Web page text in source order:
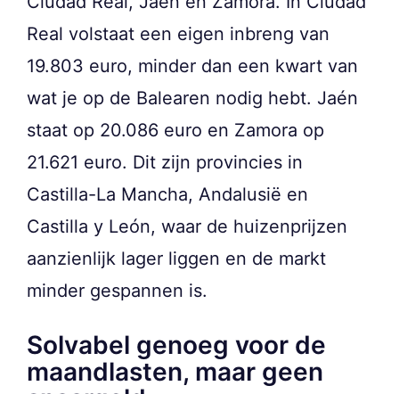
Real volstaat een eigen inbreng van
19.803 euro, minder dan een kwart van
wat je op de Balearen nodig hebt. Jaén
staat op 20.086 euro en Zamora op
21.621 euro. Dit zijn provincies in
Castilla-La Mancha, Andalusië en
Castilla y León, waar de huizenprijzen
aanzienlijk lager liggen en de markt
minder gespannen is.
Solvabel genoeg voor de
maandlasten, maar geen